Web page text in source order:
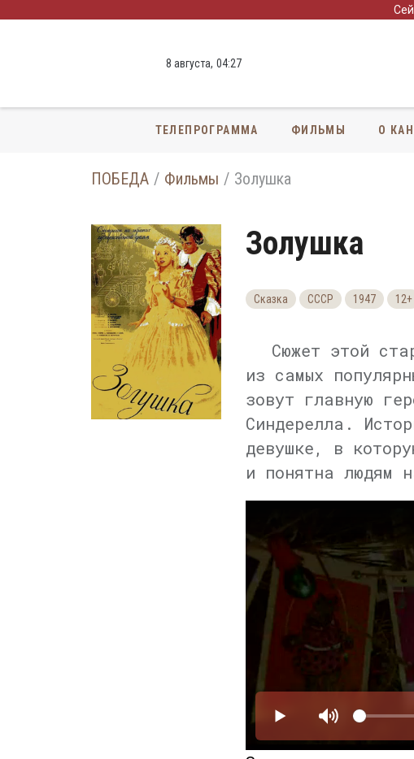
8 августа, 04:27
ТЕЛЕПРОГРАММА ФИЛЬМЫ О
ПОБЕДА Фильмы Золушка
Золушка
Сказка СССР 1947 12+
Сюжет этой
из самых
зовут главную
Синдерелла.
девушке, в
и понятна людям